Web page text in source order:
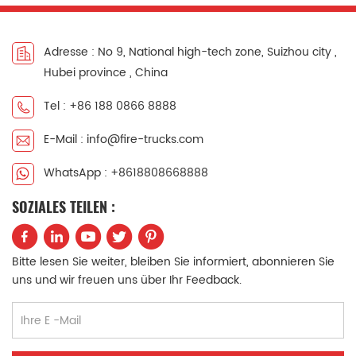
neuer GIGA VC66-
serienmäßigem
luftgefedertem Sitz
und Klimaanlage für
komfortables Fahren.
Der Lkw ist mit dem
Dieselmotor der
japanischen ISUZU-
Technologie, Modell
6WG1-TCG62, mit 520
PS und einem
Hubraum von 15681
ccm ausgestattet,
kombiniert mit dem
FAST 12-Gang-
niedrigem
Kraftstoffverbrauch,
serienmäßigen
Wassertanks und
Schaummitteltanks.
XIONGZHEN CB10/60
Feuerlöschmonitor
verwendet für
konstruiert, dass es
Adresse : No 9, National high-tech zone, Suizhou city ,
Hubei province , China
Tel : +86 188 0866 8888
E-Mail : info@fire-trucks.com
WhatsApp : +8618808668888
SOZIALES TEILEN :
Bitte lesen Sie weiter, bleiben Sie informiert, abonnieren Sie
uns und wir freuen uns über Ihr Feedback.